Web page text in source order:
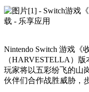
Nintendo Switch 游戏《
（HARVESTELLA）版
玩家将以五彩纷飞的山
伙伴们合作战胜威胁，